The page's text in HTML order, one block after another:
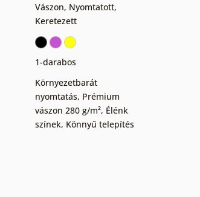
Vászon, Nyomtatott,
Keretezett
1-darabos
Környezetbarát
nyomtatás, Prémium
vászon 280 g/m², Élénk
színek, Könnyű telepítés